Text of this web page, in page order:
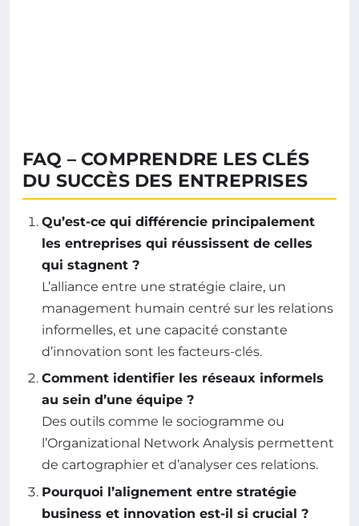
FAQ – COMPRENDRE LES CLÉS
DU SUCCÈS DES ENTREPRISES
Qu’est-ce qui différencie principalement
les entreprises qui réussissent de celles
qui stagnent ?
L’alliance entre une stratégie claire, un
management humain centré sur les relations
informelles, et une capacité constante
d’innovation sont les facteurs-clés.
Comment identifier les réseaux informels
au sein d’une équipe ?
Des outils comme le sociogramme ou
l’Organizational Network Analysis permettent
de cartographier et d’analyser ces relations.
Pourquoi l’alignement entre stratégie
business et innovation est-il si crucial ?